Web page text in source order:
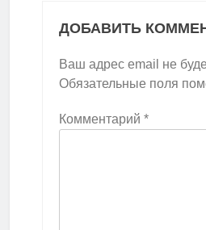
ДОБАВИТЬ
Ваш адрес email не
Обязательные поля
Комментарий *